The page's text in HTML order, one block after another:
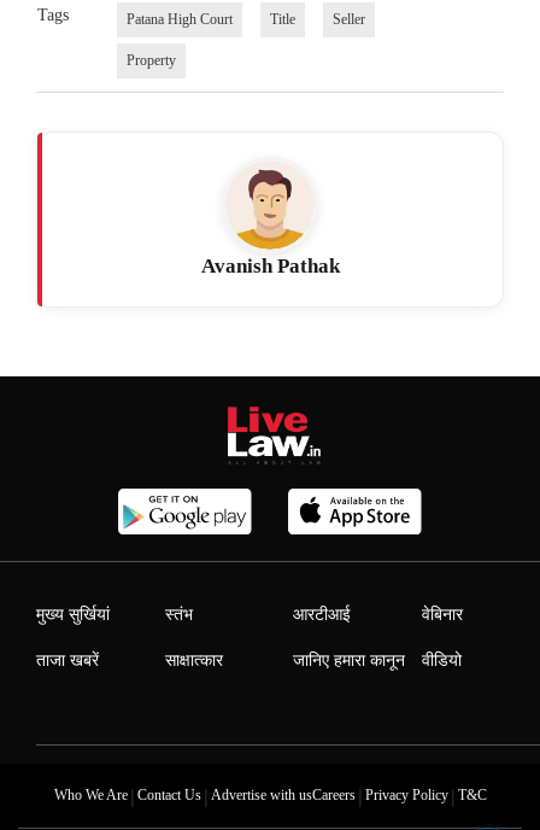
Tags Patana High Court Title Seller
Property
Avanish Pathak
मुख्य सुर्खियां
ताजा खबरें
स्तंभ
साक्षात्कार
आरटीआई
जानिए हमारा कानून
वेबिनार
वीडियो
Who We Are| Contact Us| Advertise with usCareers| Privacy Policy| T&C